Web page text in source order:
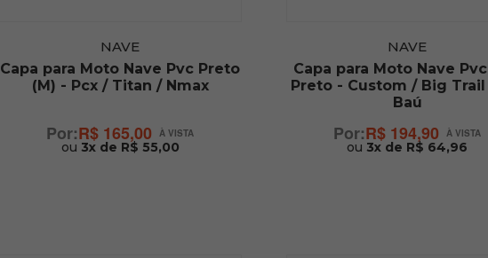
NAVE
Capa para Moto Nave Pvc Preto
(M) - Pcx / Titan / Nmax
R$ 165,00
ou 3x de R$ 55,00
NAVE
Capa para Moto Nave Pvc
Preto - Custom / Big
Baú
R$ 194,90
ou 3x de R$ 64,96